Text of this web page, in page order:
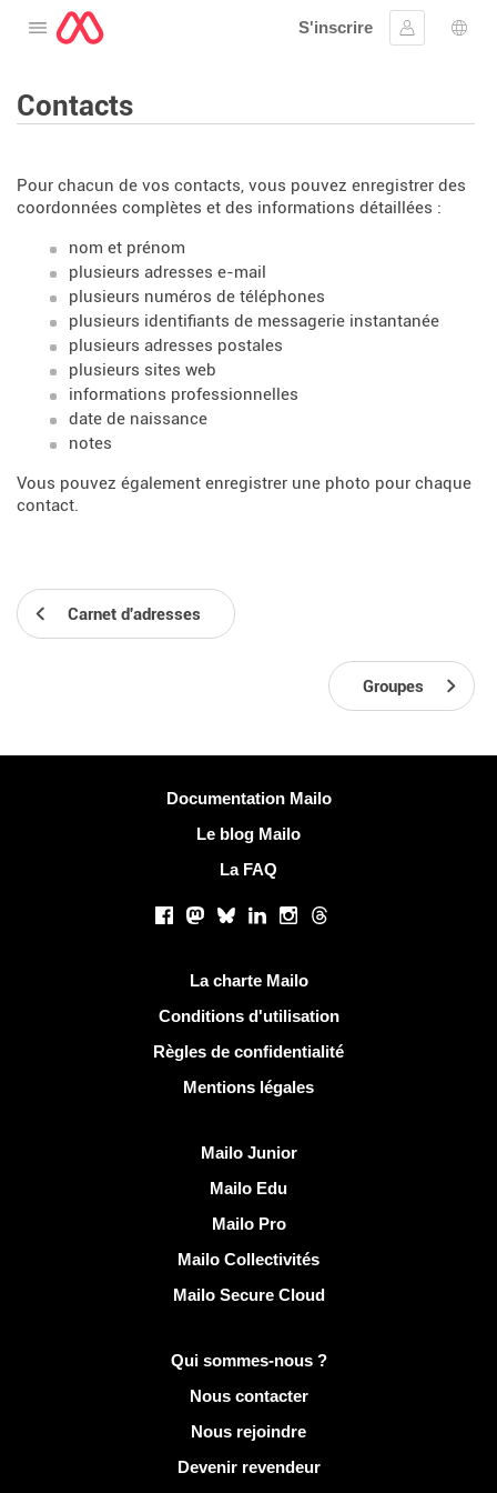
Ouvrir le menu
S'inscrire
Se
Contacts
Pour chacun de vos contacts, vous pouvez enregistrer des
coordonnées complètes et des informations détaillées :
nom et prénom
plusieurs adresses e-mail
plusieurs numéros de téléphones
plusieurs identifiants de messagerie instantanée
plusieurs adresses postales
plusieurs sites web
informations professionnelles
date de naissance
notes
Vous pouvez également enregistrer une photo pour chaque
contact.
Carnet d'adresses
Groupes
Documentation Mailo
Le blog Mailo
La FAQ
Facebook
Mastodon
BlueskyLinkedInInstagram
Threads
La charte Mailo
Conditions d'utilisation
Règles de confidentialité
Mentions légales
Mailo Junior
Mailo Edu
Mailo Pro
Mailo Collectivités
Mailo Secure Cloud
Plus d'infos sur MailoQui sommes-nous ?
Nous contacter
Nous rejoindre
Devenir revendeur